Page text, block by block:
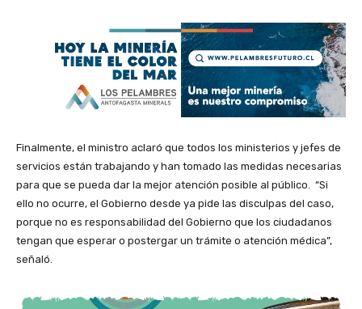
Finalmente, el ministro aclaró que todos los ministerios y jefes de
servicios están trabajando y han tomado las medidas necesarias
para que se pueda dar la mejor atención posible al público. “Si
ello no ocurre, el Gobierno desde ya pide las disculpas del caso,
porque no es responsabilidad del Gobierno que los ciudadanos
tengan que esperar o postergar un trámite o atención médica”,
señaló.